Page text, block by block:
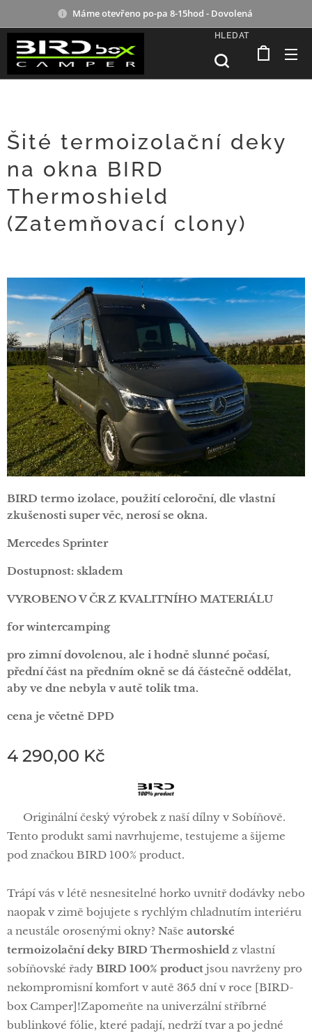
Máme otevřeno po-pa 8-15hod - Dovolená
HLEDAT
Šité termoizolační deky
na okna BIRD
Thermoshield
(Zatemňovací clony) 🛠️
BIRD termo izolace, použití celoroční, dle vlastní
zkušenosti super věc, nerosí se okna.
Mercedes Sprinter
Dostupnost: skladem
VYROBENO V ČR Z KVALITNÍHO MATERIÁLU
for wintercamping
pro zimní dovolenou, ale i hodně slunné počasí,
přední část na předním okně se dá částečně oddělat,
aby ve dne nebyla v autě tolik tma.
cena je včetně DPD
4 290,00 Kč
🦅 Originální český výrobek z naší dílny v Sobíňově.
Tento produkt sami navrhujeme, testujeme a šijeme
pod značkou BIRD 100% product.
Trápí vás v létě nesnesitelné horko uvnitř dodávky nebo
naopak v zimě bojujete s rychlým chladnutím interiéru
a neustále orosenými okny? Naše autorské
termoizolační deky BIRD Thermoshield z vlastní
sobíňovské řady BIRD 100% product jsou navrženy pro
nekompromisní komfort v autě 365 dní v roce [BIRD-
box Camper]!Zapomeňte na univerzální stříbrné
bublinkové fólie, které padají, nedrží tvar a po jedné